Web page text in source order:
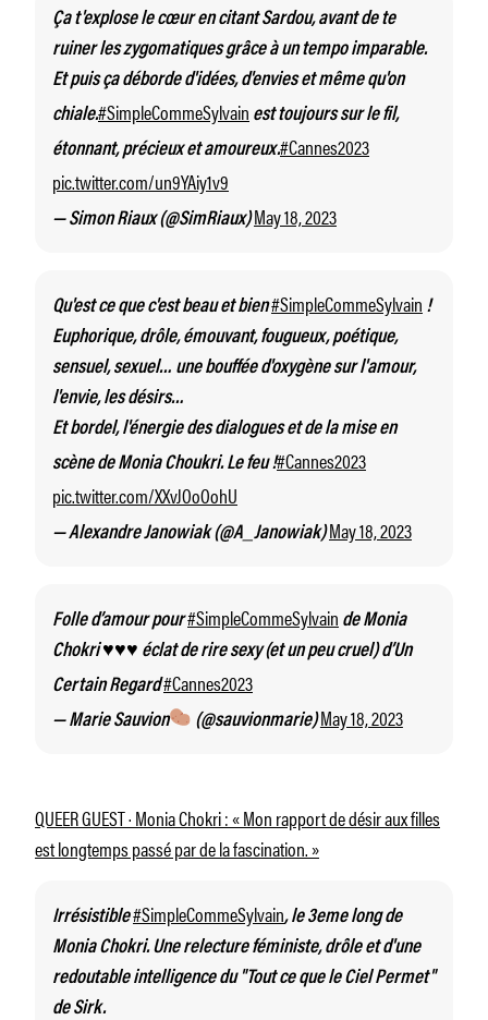
Ça t'explose le cœur en citant Sardou, avant de te
ruiner les zygomatiques grâce à un tempo imparable.
Et puis ça déborde d'idées, d'envies et même qu'on
chiale.#SimpleCommeSylvain est toujours sur le fil,
étonnant, précieux et amoureux.#Cannes2023
pic.twitter.com/un9YAiy1v9
— Simon Riaux (@SimRiaux)May 18, 2023
Qu'est ce que c'est beau et bien#SimpleCommeSylvain !
Euphorique, drôle, émouvant, fougueux, poétique,
sensuel, sexuel… une bouffée d'oxygène sur l'amour,
l'envie, les désirs…
Et bordel, l'énergie des dialogues et de la mise en
scène de Monia Choukri. Le feu !#Cannes2023
pic.twitter.com/XXvJOoOohU
— Alexandre Janowiak (@A_Janowiak)May 18, 2023
Folle d’amour pour#SimpleCommeSylvain de Monia
Chokri ♥️♥️♥️ éclat de rire sexy (et un peu cruel) d’Un
Certain Regard#Cannes2023
— Marie Sauvion (@sauvionmarie)May 18, 2023
QUEER GUEST · Monia Chokri : « Mon rapport de désir aux filles
est longtemps passé par de la fascination. »
Irrésistible#SimpleCommeSylvain, le 3eme long de
Monia Chokri. Une relecture féministe, drôle et d'une
redoutable intelligence du "Tout ce que le Ciel Permet"
de Sirk.